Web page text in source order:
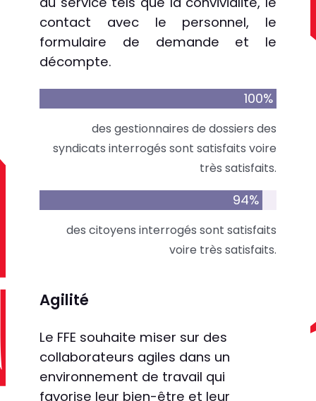
contact avec le personnel, le
formulaire de demande et le
décompte.
100%
des gestionnaires de dossiers des
syndicats interrogés sont satisfaits voire
très satisfaits.
94%
des citoyens interrogés sont satisfaits
voire très satisfaits.
Agilité
Le FFE souhaite miser sur des
collaborateurs agiles dans un
environnement de travail qui
favorise leur bien-être et leur